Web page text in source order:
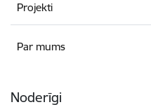
Projekti
Par mums
Noderīgi